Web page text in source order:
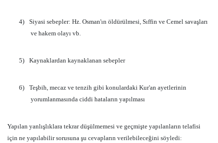
4)
Siyasi sebepler: Hz. Osman'ın öldürülmesi, Sıffin ve Cemel savaşları
ve hakem olayı vb.
5) Kaynaklardan kaynaklanan sebepler
6)
Teşbih, mecaz ve tenzih gibi konulardaki Kur'an ayetlerinin
yorumlanmasında ciddi hataların yapılması
Yapılan yanlışlıklara tekrar düşülmemesi ve geçmişte yapılanların telafisi
için ne yapılabilir sorusuna şu cevapların verilebileceğini söyledi: